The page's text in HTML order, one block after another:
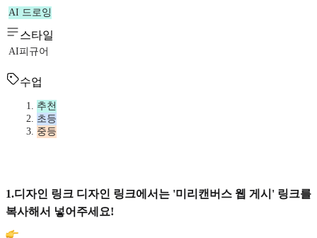
AI 드로잉
스타일
AI피규어
수업
추천
초등
중등
1.디자인 링크 디자인 링크에서는 '미리캔버스 웹 게시' 링크를
복사해서 넣어주세요!